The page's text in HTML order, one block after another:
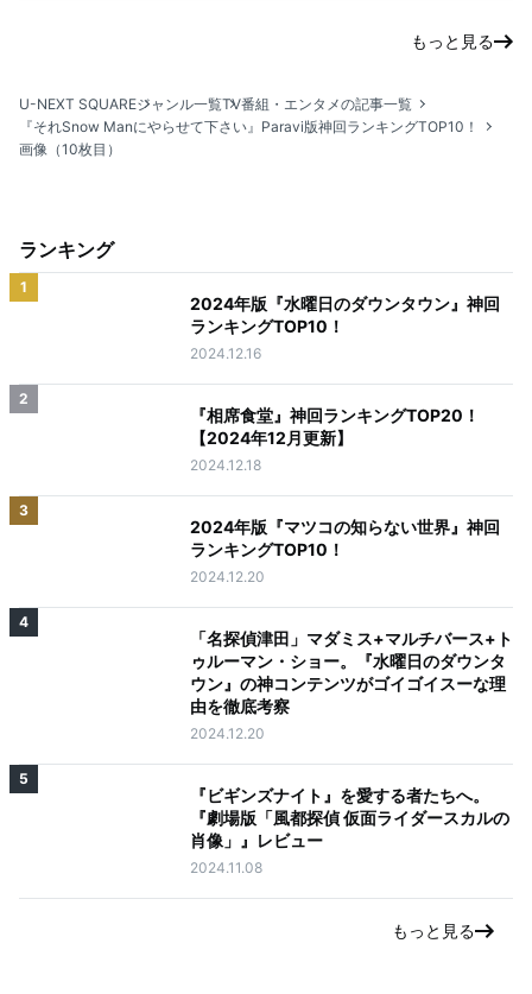
もっと見る
U-NEXT SQUAREジャンル一覧TV番組・エンタメの記事一覧
『それSnow Manにやらせて下さい』Paravi版神回ランキングTOP10！
画像（10枚目）
ランキング
1
2024年版『水曜日のダウンタウン』神回
ランキングTOP10！
2024.12.16
2
『相席食堂』神回ランキングTOP20！
【2024年12月更新】
2024.12.18
3
2024年版『マツコの知らない世界』神回
ランキングTOP10！
2024.12.20
4
「名探偵津田」マダミス+マルチバース+ト
ゥルーマン・ショー。『水曜日のダウンタ
ウン』の神コンテンツがゴイゴイスーな理
由を徹底考察
2024.12.20
5
『ビギンズナイト』を愛する者たちへ。
『劇場版「風都探偵 仮面ライダースカルの
肖像」』レビュー
2024.11.08
もっと見る